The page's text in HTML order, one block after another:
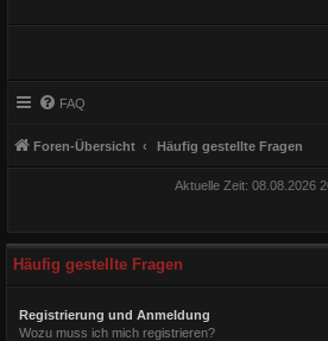
FAQ
Foren-Übersicht Häufig gestellte Fragen
Aktuelle Zeit: 08.08.2026
Häufig gestellte Fragen
Registrierung und Anmeldung
Wozu muss ich mich registrieren?